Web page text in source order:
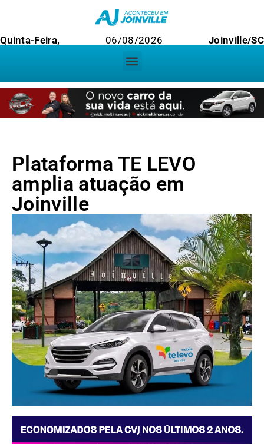
Quinta-Feira, 06/08/2026 Joinville/SC
Plataforma TE LEVO
amplia atuação em
Joinville